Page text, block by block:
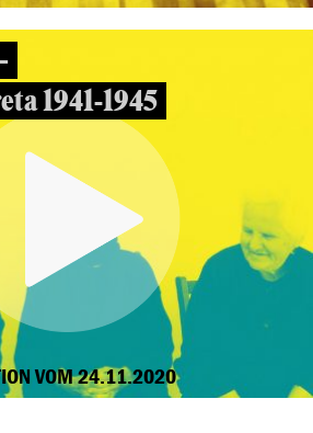
1941-1945
VOM 24.11.2020